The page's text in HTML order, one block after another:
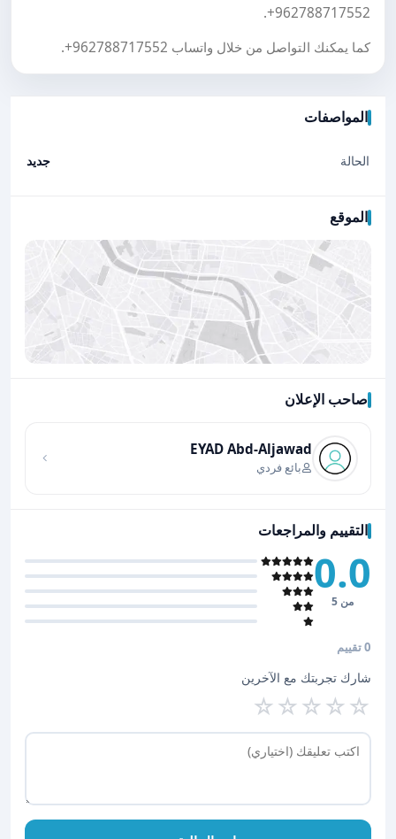
+962788717552
.
كما يمكنك التواصل من خلال واتساب +962788717552
.
المواصفات
الحالة جديد
الموقع
صاحب الإعلان
EYAD Abd-Aljawad
بائع فردي
التقييم والمراجعات
0.0
من 5
0 تقييم
شارك تجربتك مع الآخرين
☆
☆
☆
☆
☆